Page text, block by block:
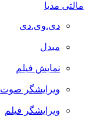
مالتی مدیا
دی.وی.دی
مبدل
نمایش فیلم
ویرایشگر صوت
ویرایشگر فیلم